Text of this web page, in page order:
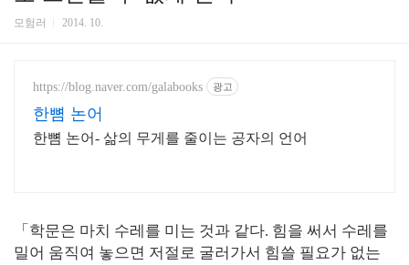
모험러 2014. 10.
https://blog.naver.com/galabooks 광고
한뼘 논어
한뼘 논어- 삶의 무게를 줄이는 공자의 언어
「학문은 마치 수레를 미는 것과 같다. 힘을 써서 수레를
밀어 움직여 놓으면 저절로 굴러가서 힘쓸 필요가 없는